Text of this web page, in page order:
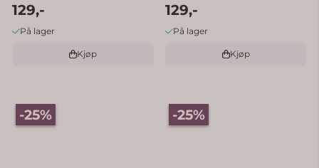
129,-
På lager
Kjøp
129,-
På lager
Kjøp
-25% -25%